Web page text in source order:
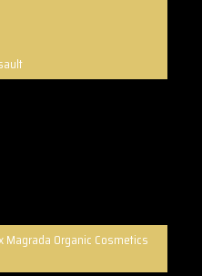
Magrada Organic Cosmetics